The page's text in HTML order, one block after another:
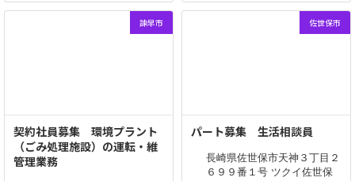
諫早市
契約社員募集 環境プラント
（ごみ処理施設）の運転・維
管理業務
佐世保市
パート募集 生活相談員
長崎県佐世保市天神３丁目２
６９９番１号 ツクイ佐世保